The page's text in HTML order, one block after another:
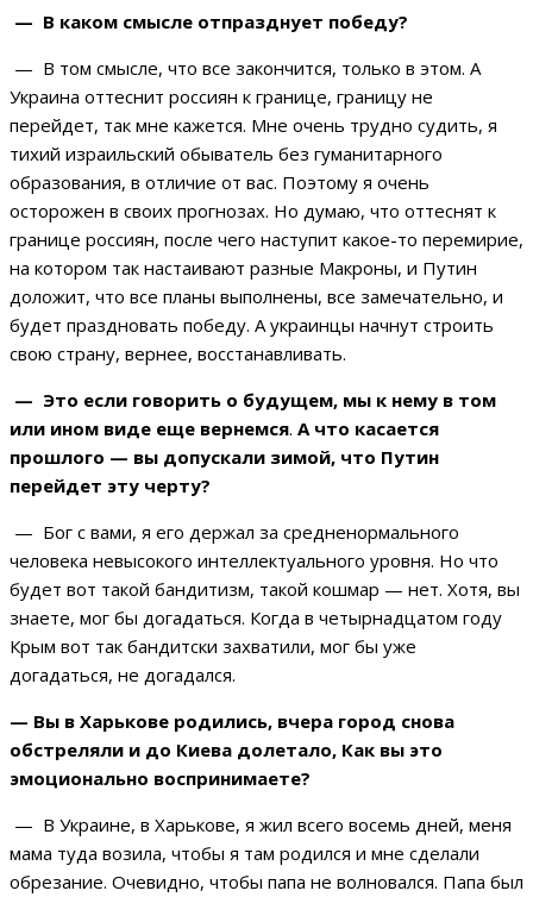
— В каком смысле отпразднует победу?
— В том смысле, что все закончится, только в этом. А
Украина оттеснит россиян к границе, границу не
перейдет, так мне кажется. Мне очень трудно судить, я
тихий израильский обыватель без гуманитарного
образования, в отличие от вас. Поэтому я очень
осторожен в своих прогнозах. Но думаю, что оттеснят к
границе россиян, после чего наступит какое-то перемирие,
на котором так настаивают разные Макроны, и Путин
доложит, что все планы выполнены, все замечательно, и
будет праздновать победу. А украинцы начнут строить
свою страну, вернее, восстанавливать.
— Это если говорить о будущем, мы к нему в том
или ином виде еще вернемся. А что касается
прошлого — вы допускали зимой, что Путин
перейдет эту черту?
— Бог с вами, я его держал за средненормального
человека невысокого интеллектуального уровня. Но что
будет вот такой бандитизм, такой кошмар — нет. Хотя, вы
знаете, мог бы догадаться. Когда в четырнадцатом году
Крым вот так бандитски захватили, мог бы уже
догадаться, не догадался.
— Вы в Харькове родились, вчера город снова
обстреляли и до Киева долетало, Как вы это
эмоционально воспринимаете?
— В Украине, в Харькове, я жил всего восемь дней, меня
мама туда возила, чтобы я там родился и мне сделали
обрезание. Очевидно, чтобы папа не волновался. Папа был